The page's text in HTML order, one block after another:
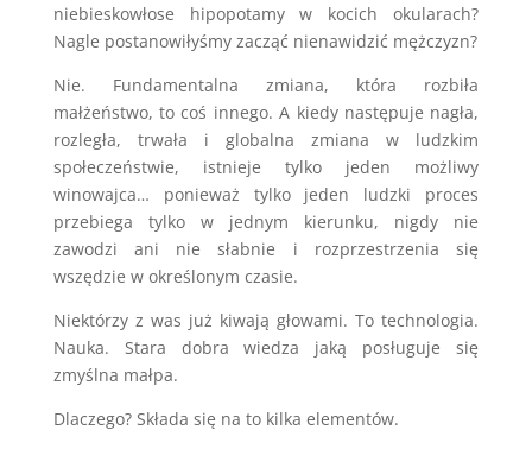
niebieskowłose hipopotamy w kocich okularach?
Nagle postanowiłyśmy zacząć nienawidzić mężczyzn?
Nie. Fundamentalna zmiana, która rozbiła
małżeństwo, to coś innego. A kiedy następuje nagła,
rozległa, trwała i globalna zmiana w ludzkim
społeczeństwie, istnieje tylko jeden możliwy
winowajca… ponieważ tylko jeden ludzki proces
przebiega tylko w jednym kierunku, nigdy nie
zawodzi ani nie słabnie i rozprzestrzenia się
wszędzie w określonym czasie.
Niektórzy z was już kiwają głowami. To technologia.
Nauka. Stara dobra wiedza jaką posługuje się
zmyślna małpa.
Dlaczego? Składa się na to kilka elementów.